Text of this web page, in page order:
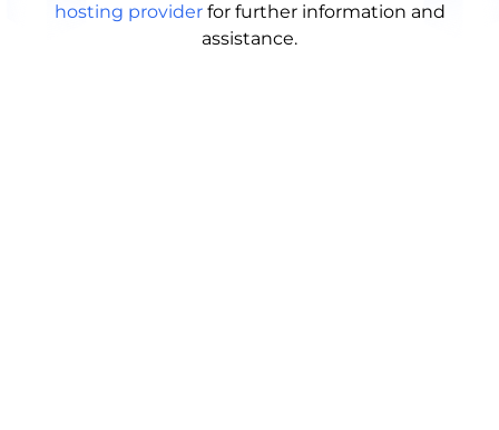
hosting provider for further information and
assistance.